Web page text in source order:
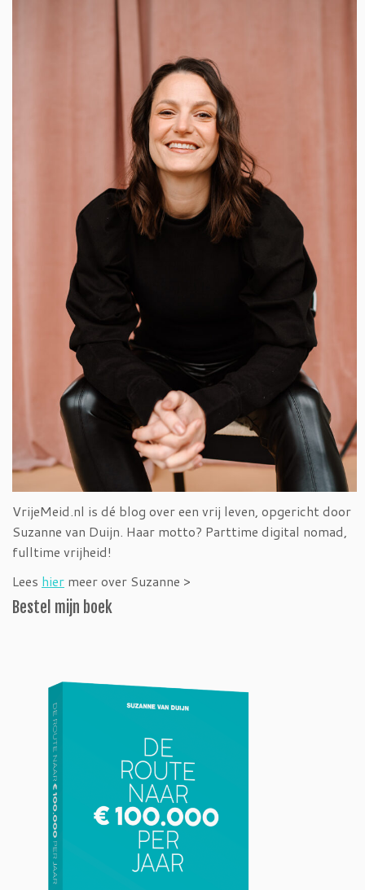
VrijeMeid.nl is dé blog over een vrij leven, opgericht door
Suzanne van Duijn. Haar motto? Parttime digital nomad,
fulltime vrijheid!
Lees hier meer over Suzanne >
Bestel mijn boek